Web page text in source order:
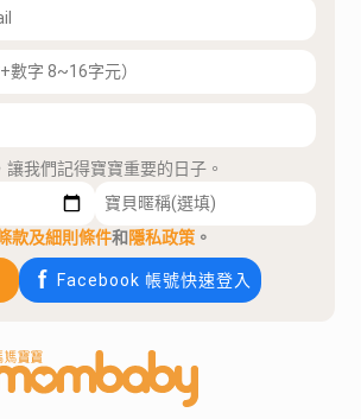
我們記得寶寶重要的日子。
款及細則條件和隱私政策 。
Facebook 帳號快速登入